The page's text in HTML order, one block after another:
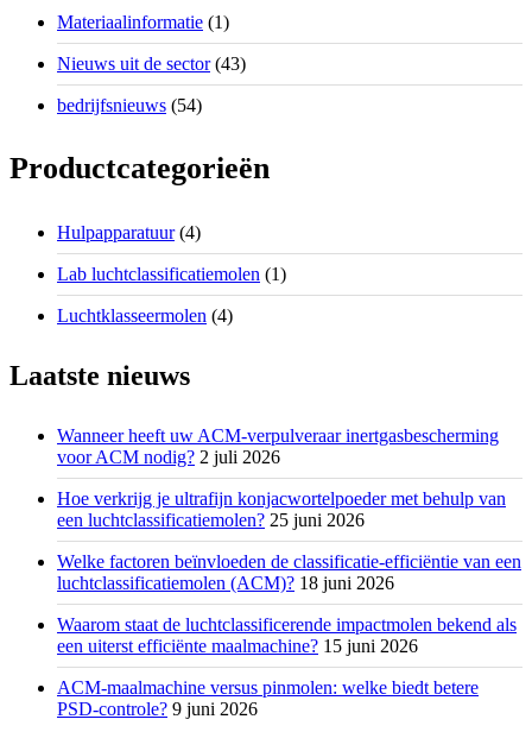
Materiaalinformatie (1)
Nieuws uit de sector(43)
bedrijfsnieuws (54)
Productcategorieën
Hulpapparatuur (4)
Lab luchtclassificatiemolen (1)
Luchtklasseermolen (4)
Laatste nieuws
Wanneer heeft uw ACM-verpulveraar inertgasbescherming
voor ACM nodig? 2 juli 2026
Hoe verkrijg je ultrafijn konjacwortelpoeder met behulp van
een luchtclassificatiemolen? 25 juni 2026
Welke factoren beïnvloeden de classificatie-efficiëntie van een
luchtclassificatiemolen (ACM)? 18 juni 2026
Waarom staat de luchtclassificerende impactmolen bekend als
een uiterst efficiënte maalmachine? 15 juni 2026
ACM-maalmachine versus pinmolen: welke biedt betere
PSD-controle? 9 juni 2026